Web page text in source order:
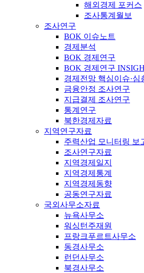
해외경제 포커스
조사통계월보
조사연구
BOK 이슈노트
경제분석
BOK 경제연구
BOK 경제연구
경제전망 핵심이슈·심
금융안정 조사연구
지급결제 조사연구
통계연구
북한경제자료
지역연구자료
주력산업 모니터링 보
조사연구자료
지역경제일지
지역경제통계
지역경제동향
공동연구자료
국외사무소자료
뉴욕사무소
워싱턴주재원
프랑크푸르트사무소
동경사무소
런던사무소
북경사무소